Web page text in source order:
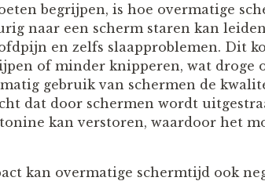
begrijpen, is hoe overmatige
naar een scherm staren kan
en zelfs slaapproblemen. Dit
of minder knipperen, wat droge
gebruik van schermen de
dat door schermen wordt
kan verstoren, waardoor het
kan overmatige schermtijd ook